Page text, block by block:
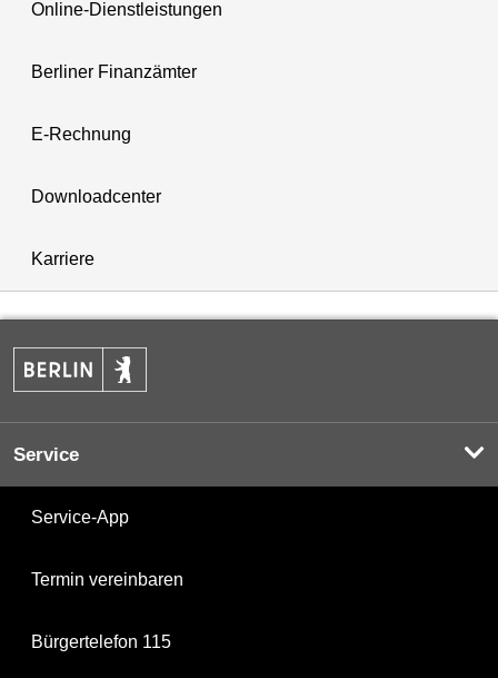
Online-Dienstleistungen
Berliner Finanzämter
E-Rechnung
Downloadcenter
Karriere
Service
Service-App
Termin vereinbaren
Bürgertelefon 115